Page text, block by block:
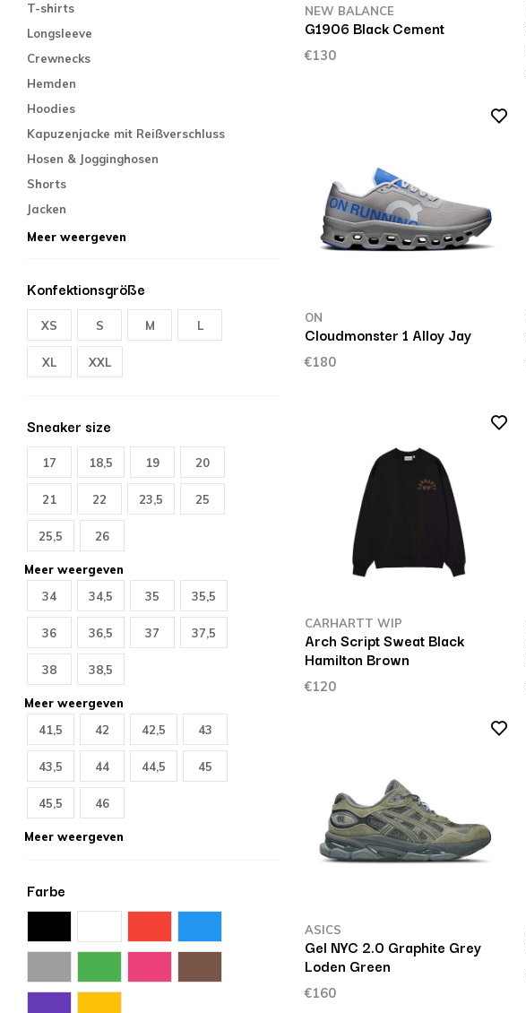
T-shirts
Longsleeve
Crewnecks
Hemden
Hoodies
Kapuzenjacke mit Reißverschluss
Hosen & Jogginghosen
Shorts
Jacken
Meer weergeven
Konfektionsgröße
XS S M L
XL XXL
Sneaker size
17 18,5 19 20
21 22 23,5 25
25,5 26
Meer weergeven
34
34,5 35 35,5
36 36,5 37 37,5
38 38,5
Meer weergeven
41,5
42 42,5 43
43,5 44 44,5 45
45,5 46
Meer weergeven
Farbe
NEW BALANCE
G1906 Black Cement
€130
ON
Cloudmonster 1 Alloy Jay
€180
CARHARTT WIP
Arch Script Sweat Black
Hamilton Brown
€120
ASICS
Gel NYC 2.0 Graphite Grey
Loden Green
€160